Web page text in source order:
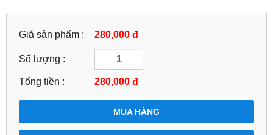
Giá sản phẩm : 280,000 đ
Số lượng :
Tổng tiền : 280,000 đ
MUA HÀNG